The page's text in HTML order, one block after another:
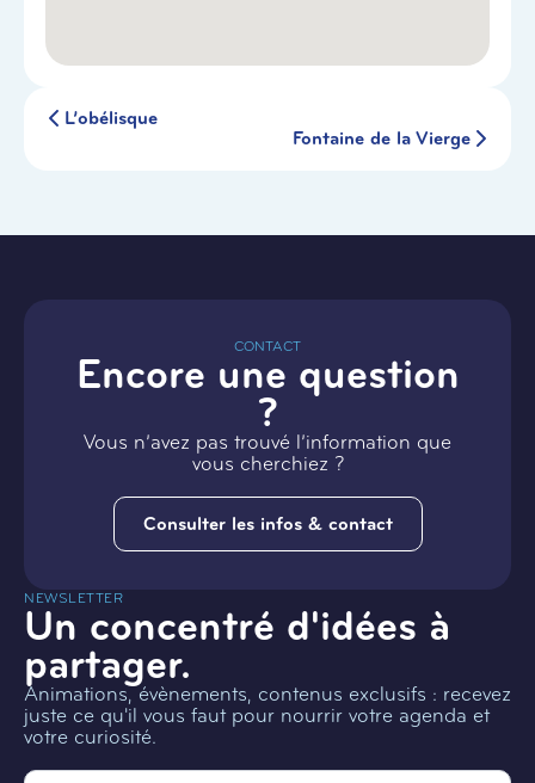
L’obélisque
Fontaine de la Vierge
CONTACT
Encore une question
?
Vous n’avez pas trouvé l’information que
vous cherchiez ?
Consulter les infos & contact
NEWSLETTER
Un concentré d'idées à
partager.
Animations, évènements, contenus exclusifs : recevez
juste ce qu'il vous faut pour nourrir votre agenda et
votre curiosité.
Email